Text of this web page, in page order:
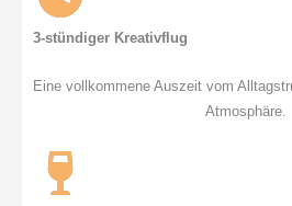
3-stündiger Kreativflug
Eine vollkommene Auszeit vom
Atmosphäre.